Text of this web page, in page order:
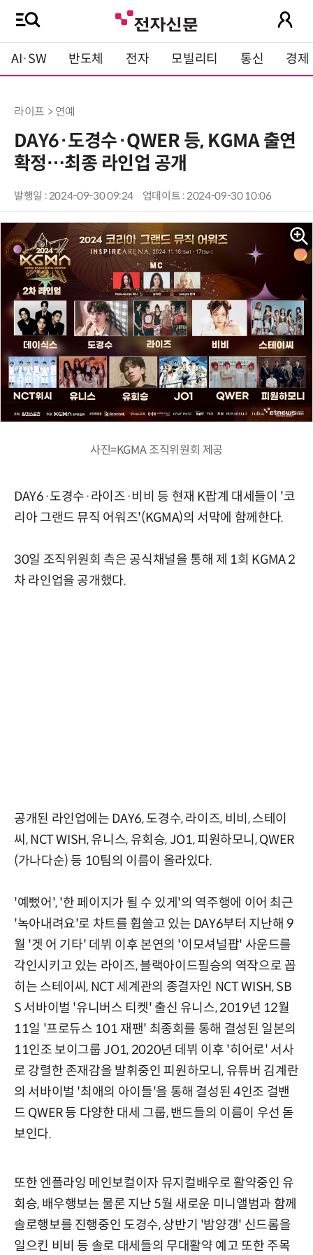
AI·SW 반도체 전자 모빌리티 통신 경제
라이프 > 연예
DAY6·도경수·QWER 등, KGMA 출연
확정…최종 라인업 공개
발행일 : 2024-09-30 09:24 업데이트 : 2024-09-30 10:06
사진=KGMA 조직위원회 제공
DAY6·도경수·라이즈·비비 등 현재 K팝계 대세들이 '코
리아 그랜드 뮤직 어워즈'(KGMA)의 서막에 함께한다.
30일 조직위원회 측은 공식채널을 통해 제 1회 KGMA 2
차 라인업을 공개했다.
공개된 라인업에는 DAY6, 도경수, 라이즈, 비비, 스테이
씨, NCT WISH, 유니스, 유회승, JO1, 피원하모니, QWER
(가나다순) 등 10팀의 이름이 올라있다.
'예뻤어', '한 페이지가 될 수 있게'의 역주행에 이어 최근
'녹아내려요'로 차트를 휩쓸고 있는 DAY6부터 지난해 9
월 '겟 어 기타' 데뷔 이후 본연의 '이모셔널팝' 사운드를
각인시키고 있는 라이즈, 블랙아이드필승의 역작으로 꼽
히는 스테이씨, NCT 세계관의 종결자인 NCT WISH, SB
S 서바이벌 '유니버스 티켓' 출신 유니스, 2019년 12월
11일 '프로듀스 101 재팬' 최종회를 통해 결성된 일본의
11인조 보이그룹 JO1, 2020년 데뷔 이후 '히어로' 서사
로 강렬한 존재감을 발휘중인 피원하모니, 유튜버 김계란
의 서바이벌 '최애의 아이들'을 통해 결성된 4인조 걸밴
드 QWER 등 다양한 대세 그룹, 밴드들의 이름이 우선 돋
보인다.
또한 엔플라잉 메인보컬이자 뮤지컬배우로 활약중인 유
회승, 배우행보는 물론 지난 5월 새로운 미니앨범과 함께
솔로행보를 진행중인 도경수, 상반기 '밤양갱' 신드롬을
일으킨 비비 등 솔로 대세들의 무대활약 예고 또한 주목